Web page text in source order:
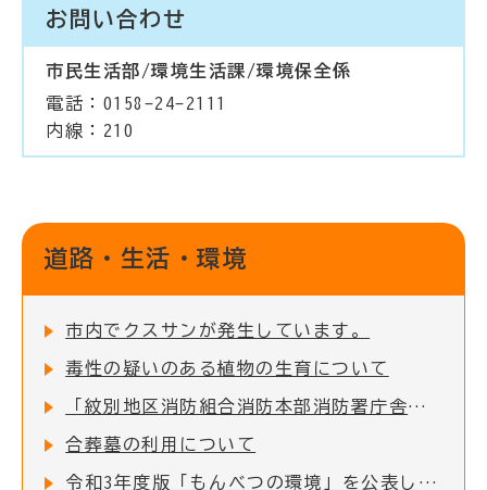
お問い合わせ
市民生活部/環境生活課/環境保全係
電話：0158-24-2111
内線：210
道路・生活・環境
市内でクスサンが発生しています。
毒性の疑いのある植物の生育について
「紋別地区消防組合消防本部消防署庁舎」緊急車両出入り口前の道路交通規制について
合葬墓の利用について
令和3年度版「もんべつの環境」を公表します